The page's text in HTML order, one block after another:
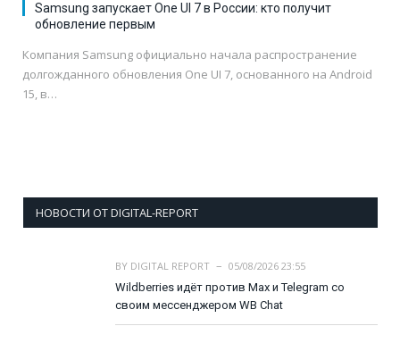
Samsung запускает One UI 7 в России: кто получит
обновление первым
Компания Samsung официально начала распространение
долгожданного обновления One UI 7, основанного на Android
15, в…
НОВОСТИ ОТ DIGITAL-REPORT
BY DIGITAL REPORT
05/08/2026 23:55
Wildberries идёт против Max и Telegram со
своим мессенджером WB Chat